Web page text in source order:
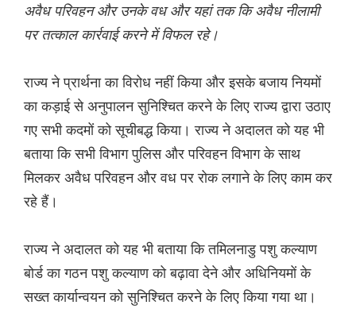
अवैध परिवहन और उनके वध और यहां तक ​​कि अवैध नीलामी
पर तत्काल कार्रवाई करने में विफल रहे।
राज्य ने प्रार्थना का विरोध नहीं किया और इसके बजाय नियमों
का कड़ाई से अनुपालन सुनिश्चित करने के लिए राज्य द्वारा उठाए
गए सभी कदमों को सूचीबद्ध किया। राज्य ने अदालत को यह भी
बताया कि सभी विभाग पुलिस और परिवहन विभाग के साथ
मिलकर अवैध परिवहन और वध पर रोक लगाने के लिए काम कर
रहे हैं।
राज्य ने अदालत को यह भी बताया कि तमिलनाडु पशु कल्याण
बोर्ड का गठन पशु कल्याण को बढ़ावा देने और अधिनियमों के
सख्त कार्यान्वयन को सुनिश्चित करने के लिए किया गया था।